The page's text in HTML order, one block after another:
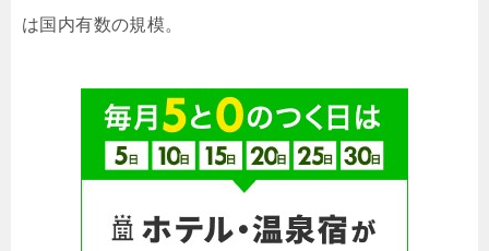
は国内有数の規模。